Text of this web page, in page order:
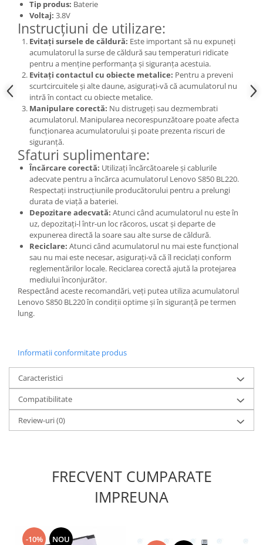
Nokia
Samsung
Sony
Display
Acer
Alcatel
Allview
Blackberry
Blackview
Display Oneplus
HTC
Huawei
Iphone
Lenovo
LG
Motorola
Nokia
Samsung
Sony
Vodafone
Wiko
Xiaomi
ZTE
Placi de baza
Tip produs: Baterie
Voltaj: 3.8V
Instrucțiuni de utilizare:
Evitați sursele de căldură: Este important să nu expuneți
acumulatorul la surse de căldură sau temperaturi ridicate
pentru a menține performanța și siguranța acestuia.
Evitați contactul cu obiecte metalice: Pentru a preveni
scurtcircuitele și alte daune, asigurați-vă că acumulatorul nu
intră în contact cu obiecte metalice.
Manipulare corectă: Nu distrugeți sau dezmembrati
acumulatorul. Manipularea necorespunzătoare poate afecta
funcționarea acumulatorului și poate prezenta riscuri de
siguranță.
Sfaturi suplimentare:
Încărcare corectă: Utilizați încărcătoarele și cablurile
adecvate pentru a încărca acumulatorul Lenovo S850 BL220.
Respectați instrucțiunile producătorului pentru a prelungi
durata de viață a bateriei.
Depozitare adecvată: Atunci când acumulatorul nu este în
uz, depozitați-l într-un loc răcoros, uscat și departe de
expunerea directă la soare sau alte surse de căldură.
Reciclare: Atunci când acumulatorul nu mai este funcțional
sau nu mai este necesar, asigurați-vă că îl reciclați conform
reglementărilor locale. Reciclarea corectă ajută la protejarea
mediului înconjurător.
Respectând aceste recomandări, veți putea utiliza acumulatorul
Lenovo S850 BL220 în condiții optime și în siguranță pe termen
lung.
Informatii conformitate produs
Caracteristici
Compatibilitate
Review-uri(0)
FRECVENT CUMPARATE
IMPREUNA
-10% NOU